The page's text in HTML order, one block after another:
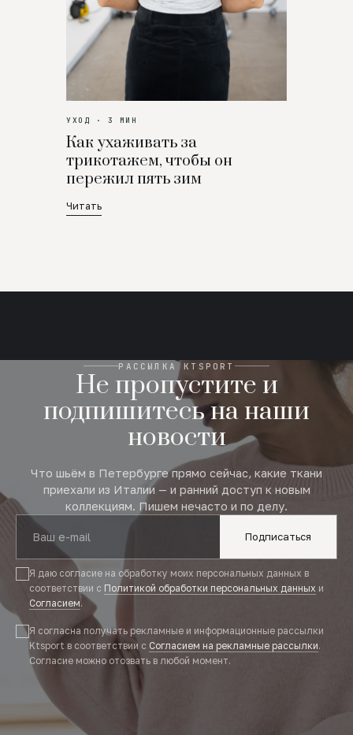
УХОД · 3 МИН
Как ухаживать за
трикотажем, чтобы он
пережил пять зим
Читать
РАССЫЛКА KTSPORT
Не пропустите и
подпишитесь на наши
новости
Что шьём в Петербурге прямо сейчас, какие ткани
приехали из Италии — и ранний доступ к новым
коллекциям. Пишем нечасто и по делу.
Подписаться
Я даю согласие на обработку моих персональных данных в
соответствии с Политикой обработки персональных данных и
Согласием.
Я согласна получать рекламные и информационные рассылки
Ktsport в соответствии с Согласием на рекламные рассылки.
Согласие можно отозвать в любой момент.